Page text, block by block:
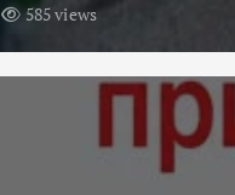
585 views